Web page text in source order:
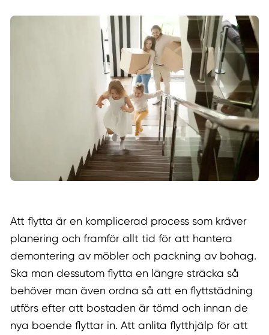
Att flytta är en komplicerad process som kräver
planering och framför allt tid för att hantera
demontering av möbler och packning av bohag.
Ska man dessutom flytta en längre sträcka så
behöver man även ordna så att en flyttstädning
utförs efter att bostaden är tömd och innan de
nya boende flyttar in. Att anlita flytthjälp för att